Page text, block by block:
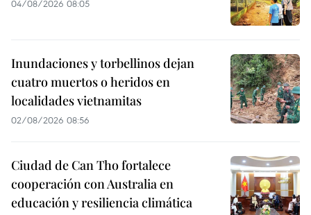
04/08/2026 08:05
Inundaciones y torbellinos dejan
cuatro muertos o heridos en
localidades vietnamitas
02/08/2026 08:56
Ciudad de Can Tho fortalece
cooperación con Australia en
educación y resiliencia climática